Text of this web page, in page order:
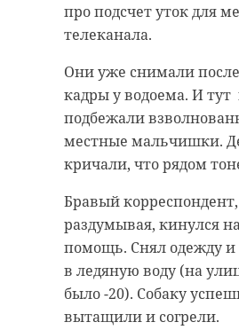
про подсчет уток для
телеканала.
Они уже снимали
кадры у водоема. И
подбежали
местные мальчишки.
кричали, что рядом
Бравый
раздумывая, кинулся
помощь. Снял одежду
в ледяную воду (на
было -20). Собаку
вытащили и согрели.